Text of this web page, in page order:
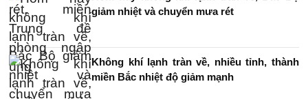
giảm nhiệt và chuyển mưa rét
Không khí lạnh tràn về, nhiều tỉnh, thành
miền Bắc nhiệt độ giảm mạnh